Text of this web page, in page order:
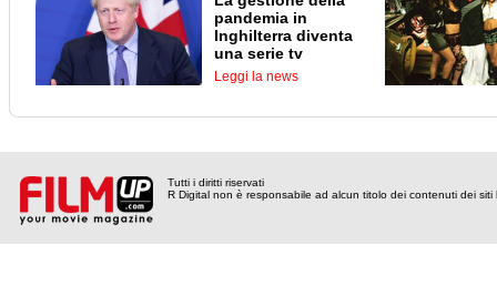
pandemia in
Inghilterra diventa
una serie tv
Leggi la news
Tutti i diritti riservati
R Digital non è responsabile ad alcun titolo dei contenuti dei siti